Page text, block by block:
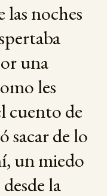
las noches
una
les
cuento de
sacar de lo
un miedo
la